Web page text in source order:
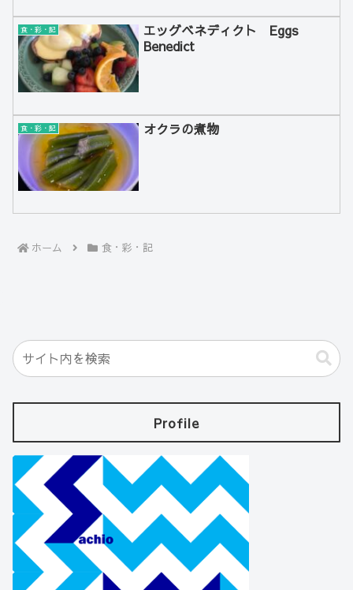
食・彩・記
エッグベネディクト Eggs
Benedict
食・彩・記 オクラの煮物
ホーム 食・彩・記
Profile